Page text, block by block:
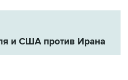
и США против Ирана